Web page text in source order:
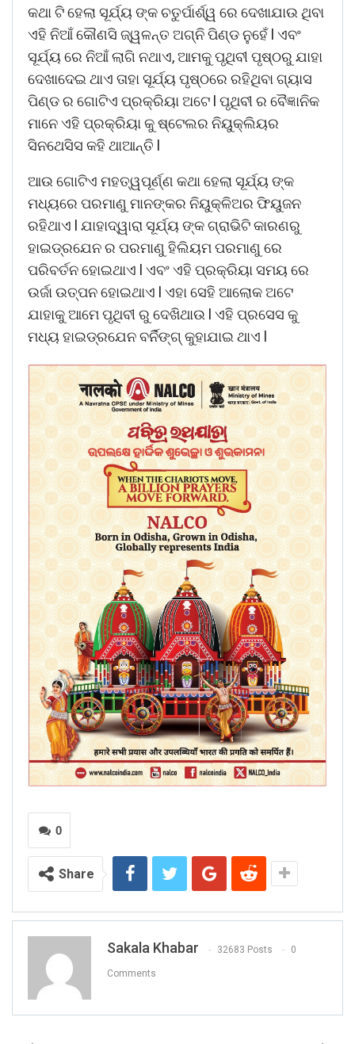
କଥା ଟି ହେଲା ସୂର୍ଯ୍ୟ ଙ୍କ ଚତୁର୍ପାର୍ଶ୍ୱ ରେ ଦେଖାଯାଉ ଥିବା
ଏହି ନିଆଁ କୌଣସି ଜ୍ୱଳନ୍ତ ଅଗ୍ନି ପିଣ୍ଡ ନୁହେଁ l ଏବଂ
ସୂର୍ଯ୍ୟ ରେ ନିଆଁ ଲାଗି ନଥାଏ, ଆମକୁ ପୃଥିବୀ ପୃଷ୍ଠରୁ ଯାହା
ଦେଖାଦେଇ ଥାଏ ତାହା ସୂର୍ଯ୍ୟ ପୃଷ୍ଠରେ ରହିଥିବା ଗ୍ୟାସ
ପିଣ୍ଡ ର ଗୋଟିଏ ପ୍ରକ୍ରିୟା ଅଟେ l ପୃଥିବୀ ର ବୈଜ୍ଞାନିକ
ମାନେ ଏହି ପ୍ରକ୍ରିୟା କୁ ଷ୍ଟେଲର ନିୟୁକ୍ଲିୟର
ସିନଥେସିସ କହି ଥାଆନ୍ତି l
ଆଉ ଗୋଟିଏ ମହତ୍ୱପୂର୍ଣ୍ଣ କଥା ହେଲା ସୂର୍ଯ୍ୟ ଙ୍କ
ମଧ୍ୟରେ ପରମାଣୁ ମାନଙ୍କର ନିୟୁକ୍ଳିଅର ଫିୟୁଜନ
ରହିଥାଏ l ଯାହାଦ୍ୱାରା ସୂର୍ଯ୍ୟ ଙ୍କ ଗ୍ରାଭିଟି କାରଣରୁ
ହାଇଡ୍ରଯେନ ର ପରମାଣୁ ହିଲିୟମ ପରମାଣୁ ରେ
ପରିବର୍ତନ ହୋଇଥାଏ l ଏବଂ ଏହି ପ୍ରକ୍ରିୟା ସମୟ ରେ
ଉର୍ଜା ଉତ୍ପନ ହୋଇଥାଏ l ଏହା ସେହି ଆଲୋକ ଅଟେ
ଯାହାକୁ ଆମେ ପୃଥିବୀ ରୁ ଦେଖିଥାଉ l ଏହି ପ୍ରସେସ କୁ
ମଧ୍ୟ ହାଇଡ୍ରଯେନ ବର୍ନିଙ୍ଗ୍ କୁହାଯାଇ ଥାଏ l
0
Share
Sakala Khabar 32683 Posts 0
Comments